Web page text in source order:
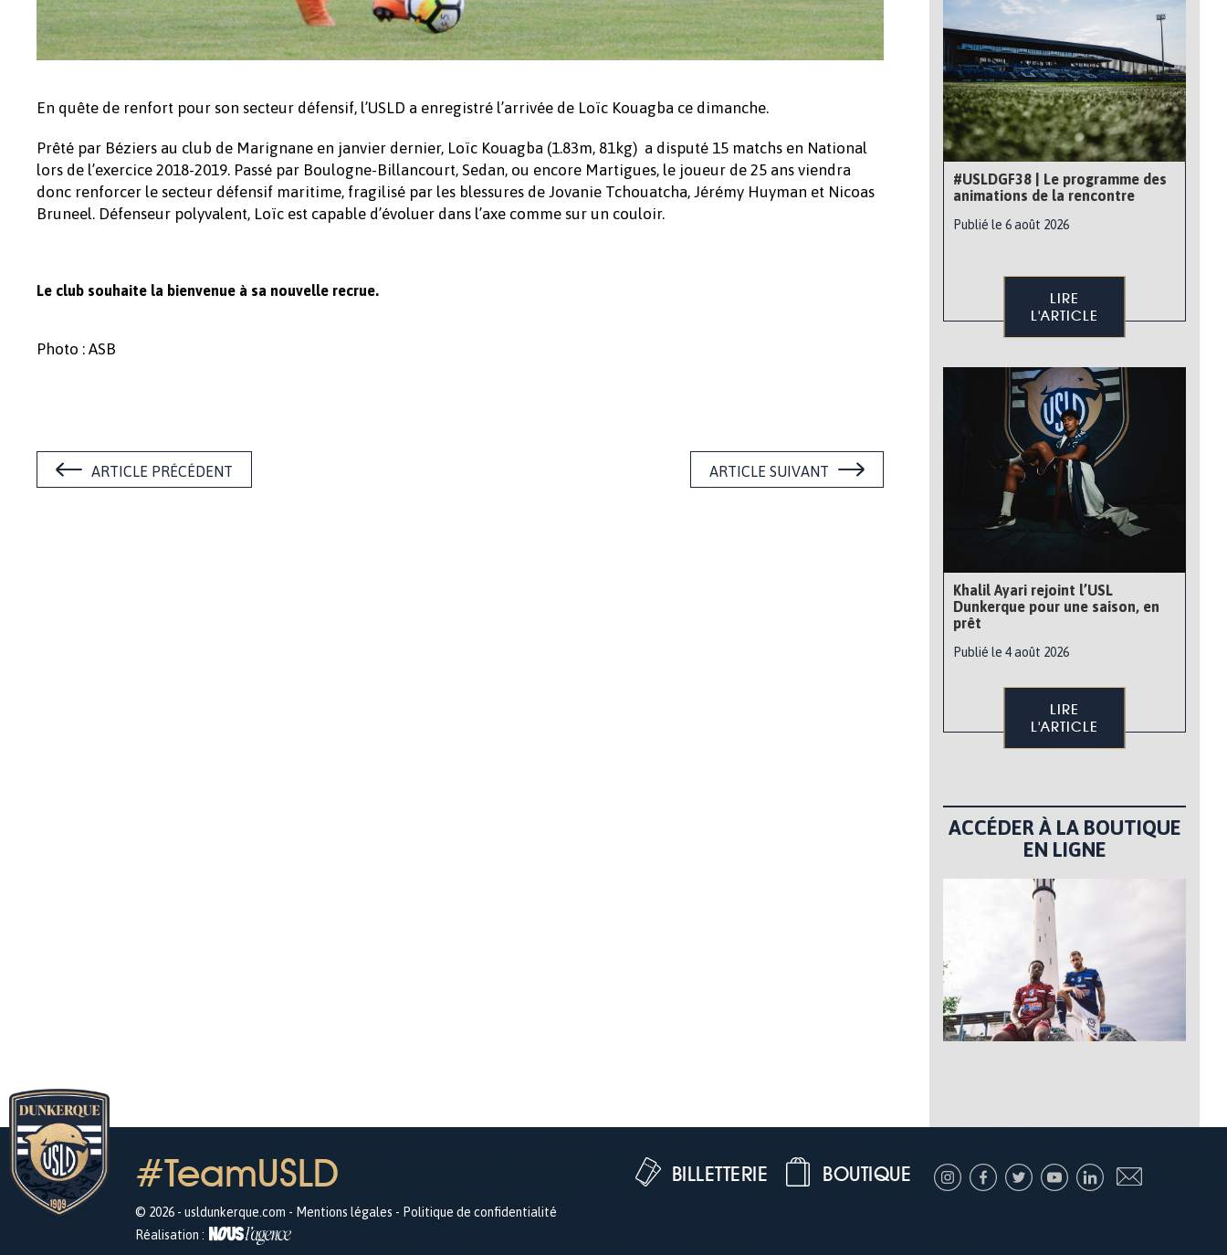
En quête de renfort pour son secteur défensif, l’USLD a enregistré l’arrivée de Loïc Kouagba ce dimanche.
Prêté par Béziers au club de Marignane en janvier dernier, Loïc Kouagba (1.83m, 81kg) a disputé 15 matchs en National
lors de l’exercice 2018-2019. Passé par Boulogne-Billancourt, Sedan, ou encore Martigues, le joueur de 25 ans viendra
donc renforcer le secteur défensif maritime, fragilisé par les blessures de Jovanie Tchouatcha, Jérémy Huyman et Nicoas
Bruneel. Défenseur polyvalent, Loïc est capable d’évoluer dans l’axe comme sur un couloir.
Le club souhaite la bienvenue à sa nouvelle recrue.
Photo : ASB
ARTICLE PRÉCÉDENT ARTICLE SUIVANT
#USLDGF38 | Le programme des
animations de la rencontre
Publié le 6 août 2026
LIRE
L'ARTICLE
Khalil Ayari rejoint l’USL
Dunkerque pour une saison, en
prêt
Publié le 4 août 2026
LIRE
L'ARTICLE
ACCÉDER À LA BOUTIQUE
EN LIGNE
#TeamUSLD
© 2026 - usldunkerque.com - Mentions légales - Politique de confidentialité
Réalisation :
BOUTIQUE
BILLETTERIE